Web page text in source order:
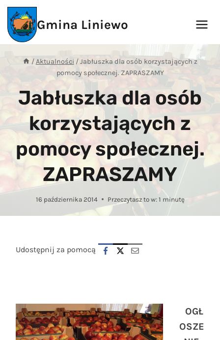
Przejdź
treści
Gmina Liniewo
/Aktualności /Jabłuszka dla osób korzystających z
pomocy społecznej. ZAPRASZAMY
Jabłuszka dla osób
korzystających z
pomocy społecznej.
ZAPRASZAMY
16 października 2014 Przeczytasz to w:1 minutę
Udostępnij za pomocą
OGŁ
OSZE